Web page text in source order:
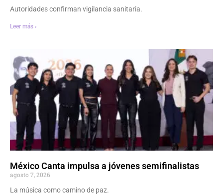
Autoridades confirman vigilancia sanitaria.
Leer más ›
México Canta impulsa a jóvenes semifinalistas
agosto 7, 2026
La música como camino de paz.